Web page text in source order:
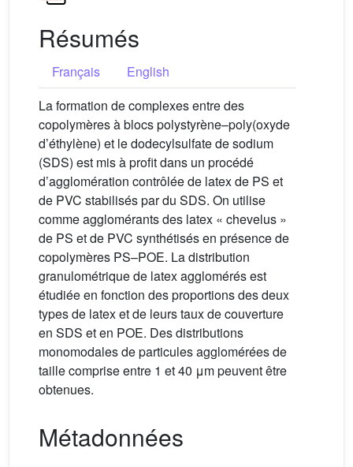
Résumés
Français
English
La formation de complexes entre des
copolymères à blocs polystyrène–poly(oxyde
d’éthylène) et le dodecylsulfate de sodium
(SDS) est mis à profit dans un procédé
d’agglomération contrôlée de latex de PS et
de PVC stabilisés par du SDS. On utilise
comme agglomérants des latex « chevelus »
de PS et de PVC synthétisés en présence de
copolymères PS–POE. La distribution
granulométrique de latex agglomérés est
étudiée en fonction des proportions des deux
types de latex et de leurs taux de couverture
en SDS et en POE. Des distributions
monomodales de particules agglomérées de
taille comprise entre 1 et 40 μm peuvent être
obtenues.
Métadonnées